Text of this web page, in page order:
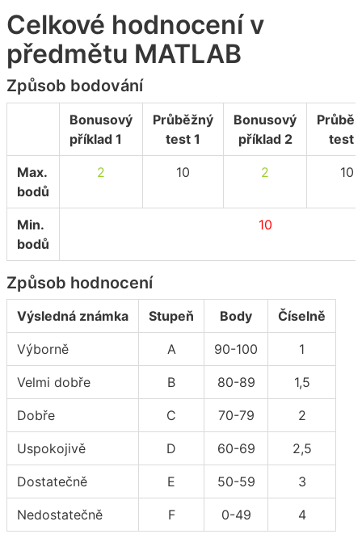
Celkové hodnocení v
předmětu MATLAB
Způsob bodování
Bonusový
příklad 1
Průběžný
test 1
Bonusový
příklad 2
test
Max.
bodů
2 10 2 10
Min.
bodů
10
Způsob hodnocení
Výsledná známka Stupeň Body Číselně
Výborně A 90-100 1
Velmi dobře B 80-89 1,5
Dobře C 70-79 2
Uspokojivě D 60-69 2,5
Dostatečně E 50-59 3
Nedostatečně F 0-49 4